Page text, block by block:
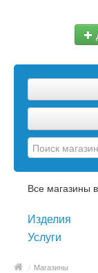
Все магазины
Изделия
Услуги
/ Магазины